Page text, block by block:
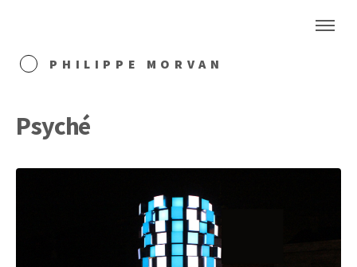
PHILIPPE MORVAN
Psyché